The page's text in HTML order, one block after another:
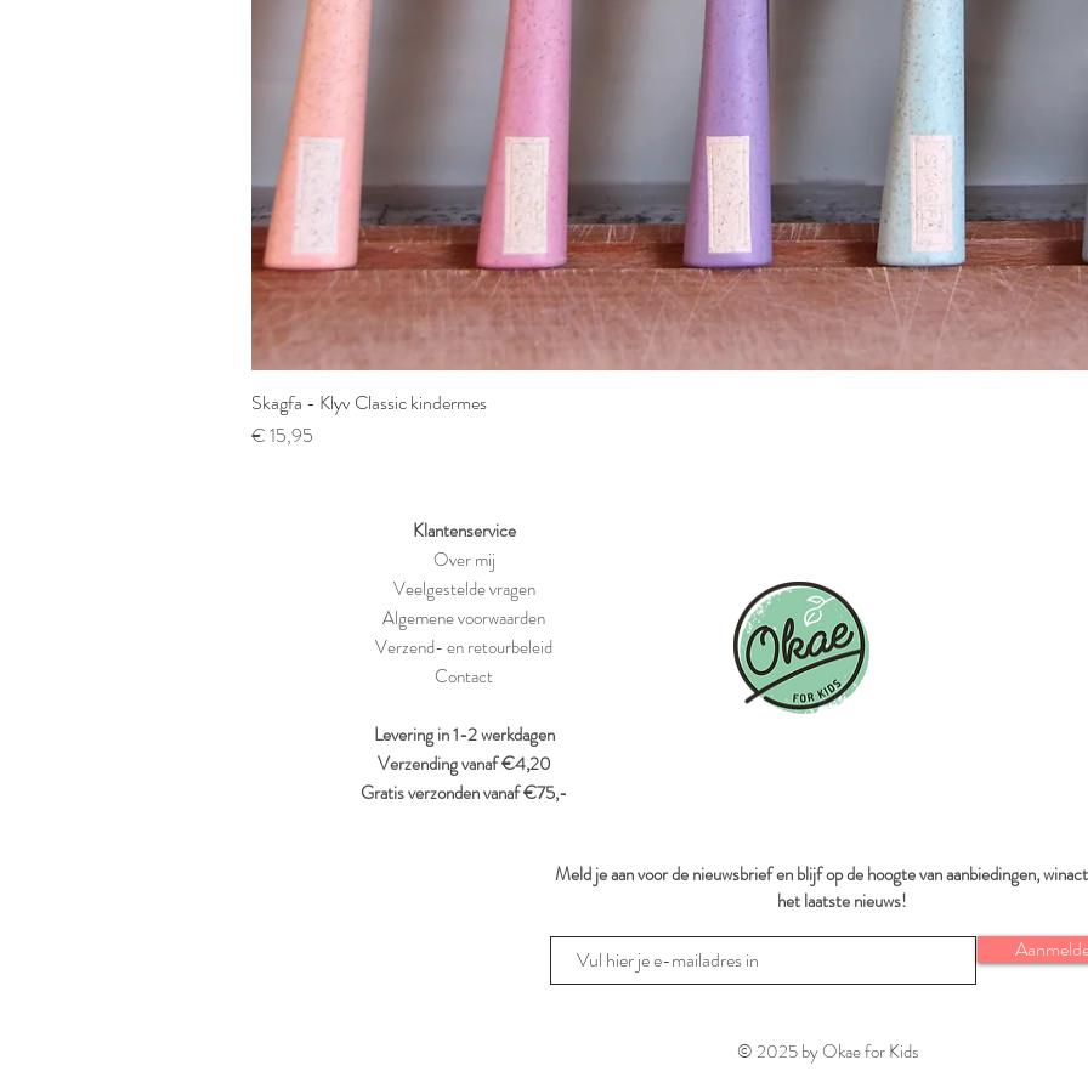
Skagfa - Klyv Classic kindermes
Prijs
€ 15,95
Klantenservice
Over mij
Veelgestelde vragen
Algemene voorwaarden
Verzend- en retourbeleid
Contact
Levering in 1-2 werkdagen
Verzending vanaf €4,20
Gratis verzonden vanaf €75,-
Meld je aan voor de nieuwsbrief en blijf op de hoogte van aanbiedingen,
het laatste nieuws!
© 2025 by Okae for Kids